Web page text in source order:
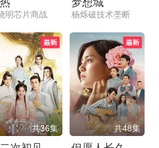
明芯片商战 杨烁破技术垄断
共36集 共48集